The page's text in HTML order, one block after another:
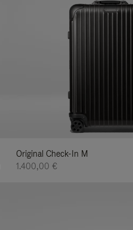
Original Check-In M
1.400,00 €